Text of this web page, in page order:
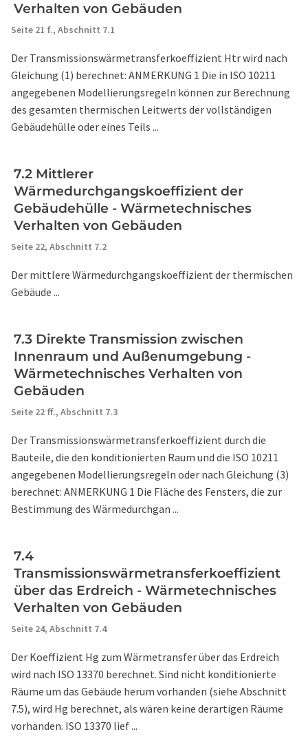
Verhalten von Gebäuden
Seite 21 f., Abschnitt 7.1
Der Transmissionswärmetransferkoeffizient Htr wird nach
Gleichung (1) berechnet: ANMERKUNG 1 Die in ISO 10211
angegebenen Modellierungsregeln können zur Berechnung
des gesamten thermischen Leitwerts der vollständigen
Gebäudehülle oder eines Teils ...
7.2 Mittlerer
Wärmedurchgangskoeffizient der
Gebäudehülle - Wärmetechnisches
Verhalten von Gebäuden
Seite 22, Abschnitt 7.2
Der mittlere Wärmedurchgangskoeffizient der thermischen
Gebäude ...
7.3 Direkte Transmission zwischen
Innenraum und Außenumgebung -
Wärmetechnisches Verhalten von
Gebäuden
Seite 22 ff., Abschnitt 7.3
Der Transmissionswärmetransferkoeffizient durch die
Bauteile, die den konditionierten Raum und die ISO 10211
angegebenen Modellierungsregeln oder nach Gleichung (3)
berechnet: ANMERKUNG 1 Die Fläche des Fensters, die zur
Bestimmung des Wärmedurchgan ...
7.4
Transmissionswärmetransferkoeffizient
über das Erdreich - Wärmetechnisches
Verhalten von Gebäuden
Seite 24, Abschnitt 7.4
Der Koeffizient Hg zum Wärmetransfer über das Erdreich
wird nach ISO 13370 berechnet. Sind nicht konditionierte
Räume um das Gebäude herum vorhanden (siehe Abschnitt
7.5), wird Hg berechnet, als wären keine derartigen Räume
vorhanden. ISO 13370 lief ...